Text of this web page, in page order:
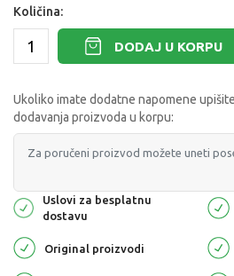
Količina:
DODAJ U KORPU
Ukoliko imate dodatne napomene
dodavanja proizvoda u korpu:
Uslovi za besplatnu
dostavu
Original proizvodi